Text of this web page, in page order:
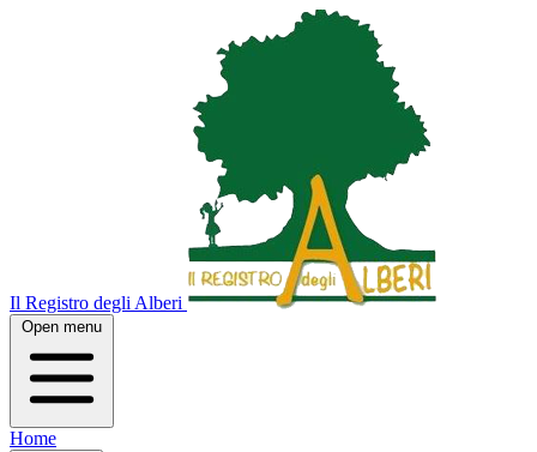
Il Registro degli Alberi
Open menu
Home